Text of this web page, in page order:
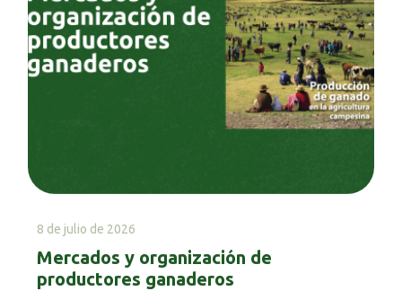
8 de julio de 2026
Mercados y organización de
productores ganaderos